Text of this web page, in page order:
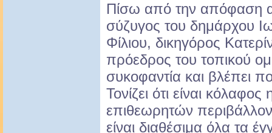
Πίσω από την απόφαση
σύζυγος του δημάρχου
Φίλιου, δικηγόρος
πρόεδρος του τοπικού
συκοφαντία και βλέπει
Τονίζει ότι είναι
επιθεωρητών
είναι διαθέσιμα όλα τα